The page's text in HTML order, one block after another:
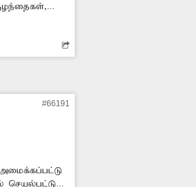
தரையிலேயே
பஸ்
நடவடிக்கை
#66191
செயல்பட்டு